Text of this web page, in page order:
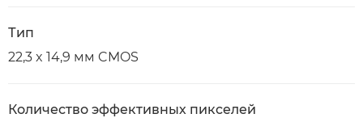
Тип
22,3 x 14,9 мм CMOS
Количество эффективных пикселей